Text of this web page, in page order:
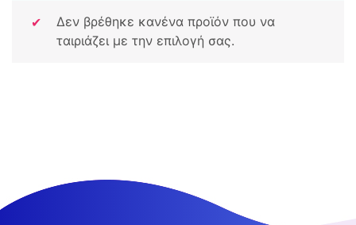
Δεν βρέθηκε κανένα προϊόν που να
ταιριάζει με την επιλογή σας.